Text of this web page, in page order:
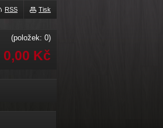
Tisk
RSS
(položek: 0)
0,00 Kč